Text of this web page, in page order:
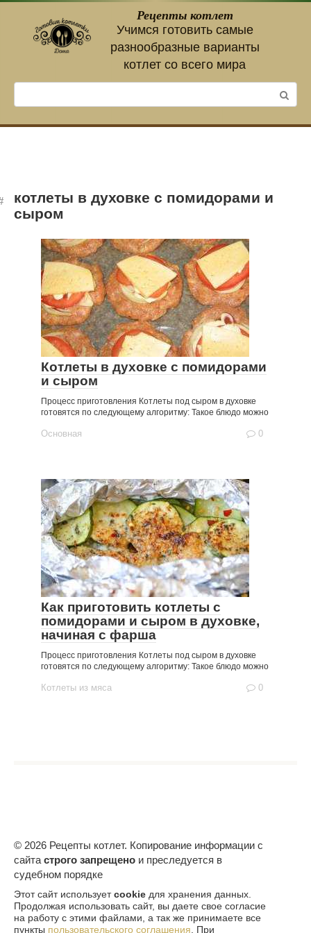
контенту
Рецепты котлет
Учимся готовить самые
разнообразные варианты
котлет со всего мира
котлеты в духовке с помидорами и
сыром
Котлеты в духовке с помидорами
и сыром
Процесс приготовления Котлеты под сыром в духовке
готовятся по следующему алгоритму: Такое блюдо можно
Основная 0
Как приготовить котлеты с
помидорами и сыром в духовке,
начиная с фарша
Процесс приготовления Котлеты под сыром в духовке
готовятся по следующему алгоритму: Такое блюдо можно
Котлеты из мяса 0
© 2026 Рецепты котлет. Копирование информации с
сайта строго запрещено и преследуется в
судебном порядке
Этот сайт использует cookie для хранения данных.
Продолжая использовать сайт, вы даете свое согласие
на работу с этими файлами, а так же принимаете все
пункты пользовательского соглашения. При